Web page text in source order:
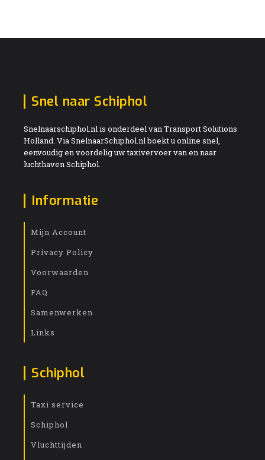
Snel naar Schiphol
Snelnaarschiphol.nl is onderdeel van Transport Solutions
Holland. Via SnelnaarSchiphol.nl boekt u online snel,
eenvoudig en voordelig uw taxivervoer van en naar
luchthaven Schiphol.
Informatie
Mijn Account
Privacy Policy
Voorwaarden
FAQ
Samenwerken
Links
Schiphol
Taxi service
Schiphol
Vluchttijden